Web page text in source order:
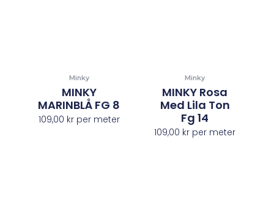
Minky
MINKY
MARINBLÅ FG 8
109,00 krper meter
Minky
MINKY Rosa
Med Lila Ton
Fg 14
109,00 kr per meter